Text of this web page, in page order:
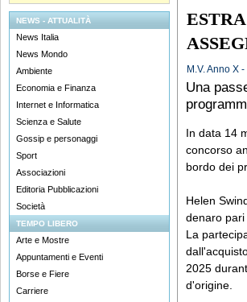
NEWS - ATTUALITÀ
News Italia
News Mondo
Ambiente
Economia e Finanza
Internet e Informatica
Scienza e Salute
Gossip e personaggi
Sport
Associazioni
Editoria Pubblicazioni
Società
TEMPO LIBERO
Arte e Mostre
Appuntamenti e Eventi
Borse e Fiere
Carriere
M.V. Anno X
Una
In data 14
concorso
bordo dei
Helen
denaro pari
La
2025
d'origine.